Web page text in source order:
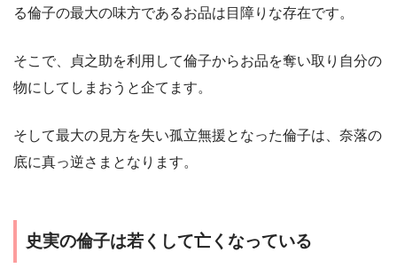
る倫子の最大の味方であるお品は目障りな存在です。
そこで、貞之助を利用して倫子からお品を奪い取り自分の
物にしてしまおうと企てます。
そして最大の見方を失い孤立無援となった倫子は、奈落の
底に真っ逆さまとなります。
史実の倫子は若くして亡くなっている